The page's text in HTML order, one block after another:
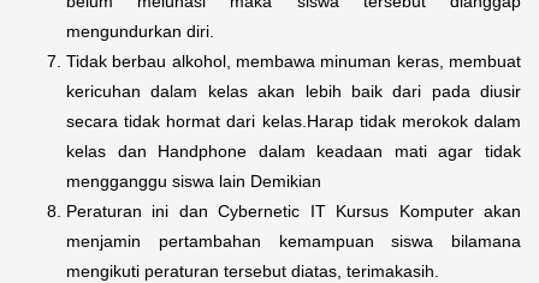
mengundurkan diri.
Tidak berbau alkohol, membawa minuman keras, membuat
kericuhan dalam kelas akan lebih baik dari pada diusir
secara tidak hormat dari kelas.Harap tidak merokok dalam
kelas dan Handphone dalam keadaan mati agar tidak
mengganggu siswa lain Demikian
Peraturan ini dan Cybernetic IT Kursus Komputer akan
menjamin pertambahan kemampuan siswa bilamana
mengikuti peraturan tersebut diatas, terimakasih.